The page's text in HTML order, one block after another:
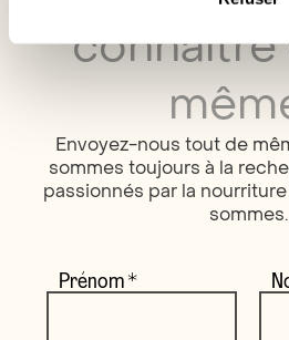
connaître
Envoyez-nous tout de
sommes toujours à la
passionnés par la
sommes.
Prénom*